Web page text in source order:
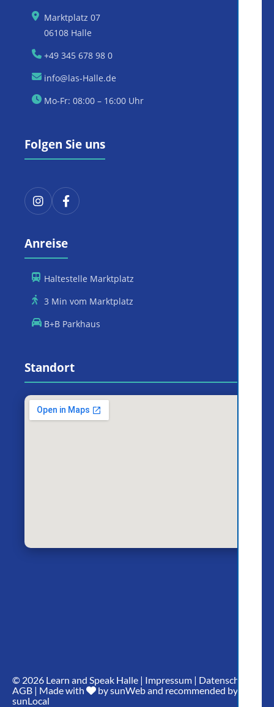
Marktplatz 07
06108 Halle
+49 345 678 98 0
info@las-Halle.de
Mo-Fr: 08:00 – 16:00 Uhr
Folgen Sie uns
Anreise
Haltestelle Marktplatz
3 Min vom Marktplatz
B+B Parkhaus
Standort
© 2026 Learn and Speak Halle | Impressum | Datenschutz
AGB | Made with bysunWeband recommended by
sunLocal